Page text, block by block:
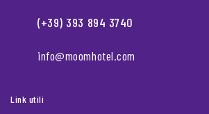
(+39) 393 894 3740
info@moomhotel.com
Link utili